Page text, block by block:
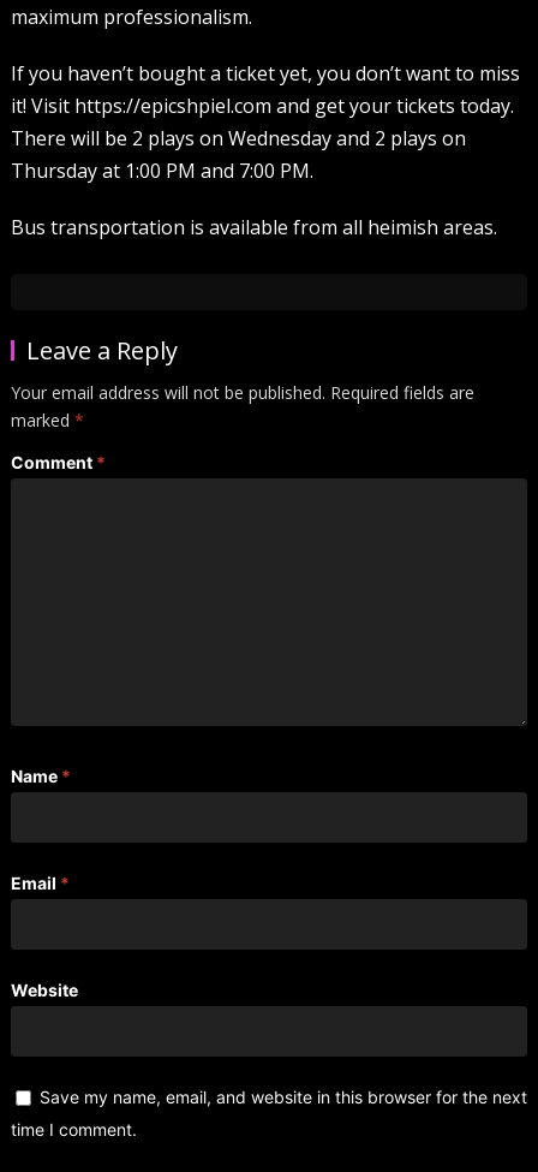
maximum professionalism.
If you haven’t bought a ticket yet, you don’t want to miss
it! Visit https://epicshpiel.com and get your tickets today.
There will be 2 plays on Wednesday and 2 plays on
Thursday at 1:00 PM and 7:00 PM.
Bus transportation is available from all heimish areas.
Leave a Reply
Your email address will not be published. Required fields are
marked *
Comment *
Name *
Email *
Website
Save my name, email, and website in this browser for the next
time I comment.